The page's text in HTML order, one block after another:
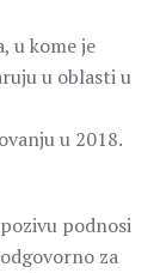
u kome je
u oblasti u
u 2018.
podnosi
za